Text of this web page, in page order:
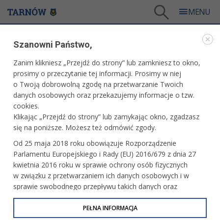
Noc Muzeów
WARTO ZOBACZYĆ
NOC MUZEÓW
17.05.2025, 21:36 fot. Tomasz Schenk
Szanowni Państwo,
Zanim klikniesz „Przejdź do strony” lub zamkniesz to okno,
prosimy o przeczytanie tej informacji. Prosimy w niej
o Twoją dobrowolną zgodę na przetwarzanie Twoich
danych osobowych oraz przekazujemy informacje o tzw.
cookies.
Klikając „Przejdź do strony” lub zamykając okno, zgadzasz
się na poniższe. Możesz też odmówić zgody.
Od 25 maja 2018 roku obowiązuje Rozporządzenie
Parlamentu Europejskiego i Rady (EU) 2016/679 z dnia 27
kwietnia 2016 roku w sprawie ochrony osób fizycznych
w związku z przetwarzaniem ich danych osobowych i w
sprawie swobodnego przepływu takich danych oraz
uchylenia dyrektywy 95/46/WE (określane jako RODO, GDPR
lub Ogólne Rozporządzenie o Ochronie Danych
PEŁNA INFORMACJA